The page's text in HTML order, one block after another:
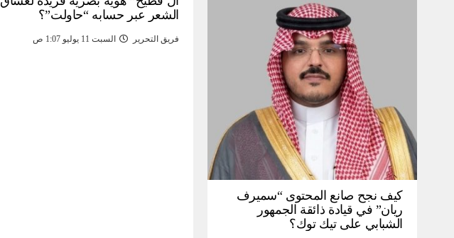
كيف نجح صانع المحتوى “سميرف
ريان” في قيادة ذائقة الجمهور
الشبابي على تيك توك؟
الشعر عبر حسابه “حاولت”؟
فريق التحرير السبت 11 يوليو 1:07 ص